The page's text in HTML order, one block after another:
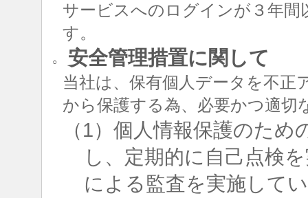
サービスへのログインが３年間
す。
○ 安全管理措置に関して
当社は、保有個人データを不正
から保護する為、必要かつ適切
（1）個人情報保護のた
し、定期的に自己点検
による監査を実施して